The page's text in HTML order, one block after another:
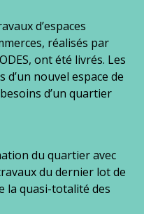
d’espaces
réalisés par
ont été livrés. Les
nouvel espace de
d’un quartier
du quartier avec
du dernier lot de
la quasi-totalité des